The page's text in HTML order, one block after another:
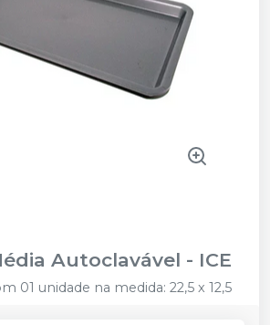
Autoclavável - ICE
01 unidade na medida: 22,5 x 12,5